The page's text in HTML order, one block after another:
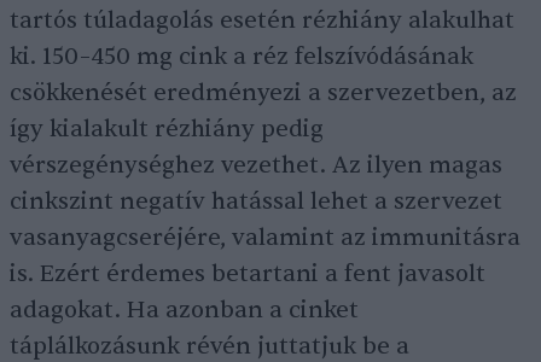
tartós túladagolás esetén rézhiány alakulhat
ki. 150–450 mg cink a réz felszívódásának
csökkenését eredményezi a szervezetben, az
így kialakult rézhiány pedig
vérszegénységhez vezethet. Az ilyen magas
cinkszint negatív hatással lehet a szervezet
vasanyagcseréjére, valamint az immunitásra
is. Ezért érdemes betartani a fent javasolt
adagokat. Ha azonban a cinket
táplálkozásunk révén juttatjuk be a